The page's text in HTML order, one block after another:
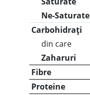
Ne-Saturate
Carbohidrați
din care
Zaharuri
Fibre
Proteine